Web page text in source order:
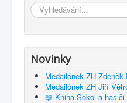
Vyhledávání...
Novinky
Medailónek ZH Zdeněk
Medailónek ZH Jiří
📖 Kniha Sokol a hasiči